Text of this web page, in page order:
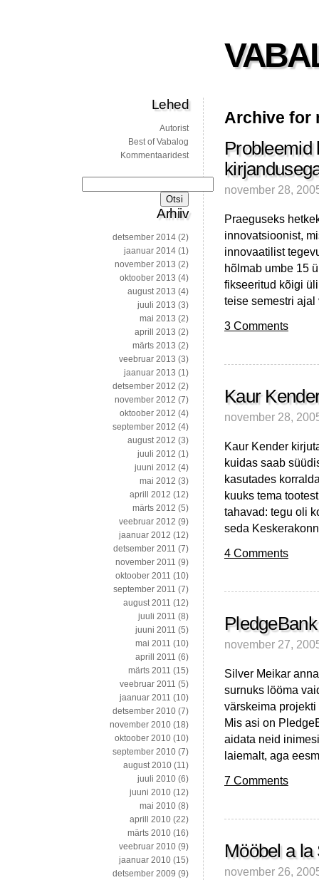
Archive for
Probleemid
november 28,
Praeguseks
innovatsioonist,
innovaatilist
hõlmab umbe 15
fikseeritud kõigi
teise semestri
3 Comments
Kaur
november 28,
Kaur Kender
kuidas saab
kasutades
kuuks tema
tahavad: tegu oli
seda
4 Comments
november 27,
Silver Meikar
surnuks lööma
värskeima
Mis asi on
aidata neid
laiemalt, aga
7 Comments
Mööbel a la
november 26,
Lehed
Autorist
Best of Vabalog
Kommentaaridest
Arhiiv
detsember 2014 (2)
jaanuar 2014 (1)
november 2013 (2)
oktoober 2013 (4)
august 2013 (4)
juuli 2013 (3)
mai 2013 (2)
aprill 2013 (2)
märts 2013 (2)
veebruar 2013 (3)
jaanuar 2013 (1)
detsember 2012 (2)
november 2012 (7)
oktoober 2012 (4)
september 2012 (4)
august 2012 (3)
juuli 2012 (1)
juuni 2012 (4)
mai 2012 (3)
aprill 2012 (12)
märts 2012 (5)
veebruar 2012 (9)
jaanuar 2012 (12)
detsember 2011 (7)
november 2011 (9)
oktoober 2011 (10)
september 2011 (7)
august 2011 (12)
juuli 2011 (8)
juuni 2011 (5)
mai 2011 (10)
aprill 2011 (6)
märts 2011 (15)
veebruar 2011 (5)
jaanuar 2011 (10)
detsember 2010 (7)
november 2010 (18)
oktoober 2010 (10)
september 2010 (7)
august 2010 (11)
juuli 2010 (6)
juuni 2010 (12)
mai 2010 (8)
aprill 2010 (22)
märts 2010 (16)
veebruar 2010 (9)
jaanuar 2010 (15)
detsember 2009 (9)